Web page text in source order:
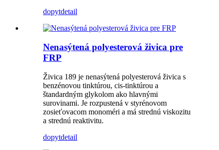
dopytdetail
Nenasýtená polyesterová živica pre
FRP
Živica 189 je nenasýtená polyesterová živica s
benzénovou tinktúrou, cis-tinktúrou a
štandardným glykolom ako hlavnými
surovinami. Je rozpustená v styrénovom
zosieťovacom monoméri a má strednú viskozitu
a strednú reaktivitu.
dopytdetail